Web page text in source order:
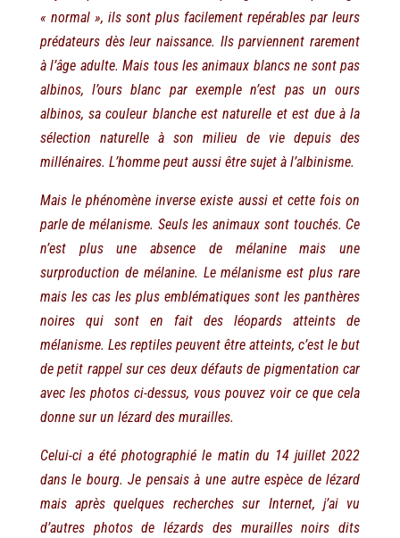
« normal », ils sont plus facilement repérables par leurs
prédateurs dès leur naissance. Ils parviennent rarement
à l’âge adulte. Mais tous les animaux blancs ne sont pas
albinos, l’ours blanc par exemple n’est pas un ours
albinos, sa couleur blanche est naturelle et est due à la
sélection naturelle à son milieu de vie depuis des
millénaires. L’homme peut aussi être sujet à l’albinisme.
Mais le phénomène inverse existe aussi et cette fois on
parle de mélanisme. Seuls les animaux sont touchés. Ce
n’est plus une absence de mélanine mais une
surproduction de mélanine. Le mélanisme est plus rare
mais les cas les plus emblématiques sont les panthères
noires qui sont en fait des léopards atteints de
mélanisme. Les reptiles peuvent être atteints, c’est le but
de petit rappel sur ces deux défauts de pigmentation car
avec les photos ci-dessus, vous pouvez voir ce que cela
donne sur un lézard des murailles.
Celui-ci a été photographié le matin du 14 juillet 2022
dans le bourg. Je pensais à une autre espèce de lézard
mais après quelques recherches sur Internet, j’ai vu
d’autres photos de lézards des murailles noirs dits